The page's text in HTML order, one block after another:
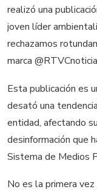
realizó una
joven líder
rechazamos
marca
Esta publicación es
desató una
entidad, afectando
desinformación que
Sistema de Medios
No es la primera